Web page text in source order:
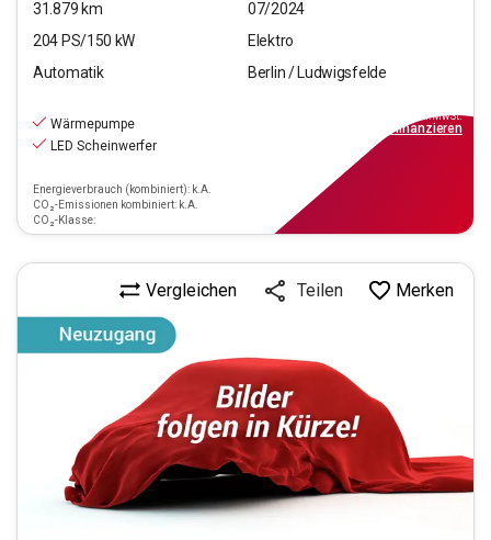
31.879 km
07/2024
204 PS/150 kW
Elektro
Automatik
Berlin / Ludwigsfelde
Wärmepumpe
LED Scheinwerfer
Energieverbrauch (kombiniert): k.A.
CO₂-Emissionen kombiniert: k.A.
CO₂-Klasse:
inkl.MwSt.
finanzieren
Vergleichen Teilen Merken